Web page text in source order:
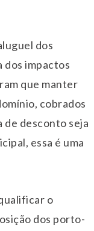
dos
dos impactos
que manter
cobrados
de desconto seja
essa é uma
o
dos porto-